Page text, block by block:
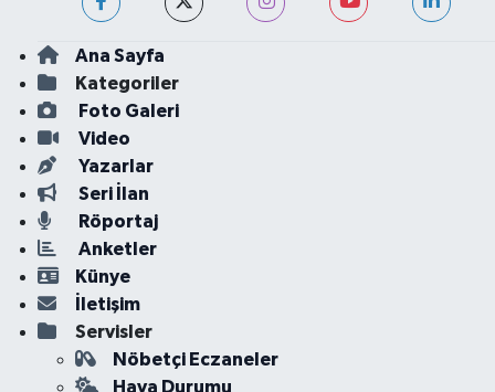
Ana Sayfa
Kategoriler
Foto Galeri
Video
Yazarlar
Seri İlan
Röportaj
Anketler
Künye
İletişim
Servisler
Nöbetçi Eczaneler
Hava Durumu